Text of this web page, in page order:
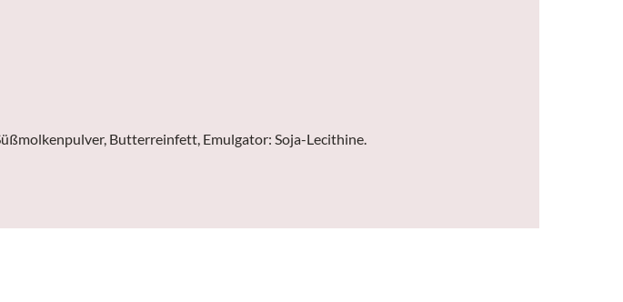
Butterreinfett, Emulgator: Soja-Lecithine.